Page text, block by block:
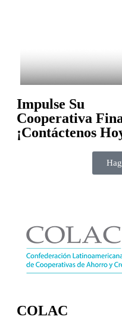
Impulse Su
Cooperativa
¡Contáctenos
COLAC